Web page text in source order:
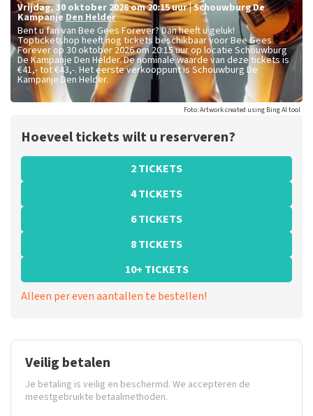
vrijdag,30 oktober 2026 om 20:15uur|Schouwburg De
Kampanje Den Helder
Bent u fan van Bee Gees Forever? Dan heeft u geluk!
Topticketshop heeft nog tickets beschikbaar voor Bee Gees
Forever op 30 oktober 2026 om 20:15 uur op locatie Schouwburg
De Kampanje Den Helder. De nominale waarde van deze tickets is
€41,- tot €43,-. Het eerste verkooppunt is Schouwburg De
Kampanje Den Helder.
Foto: Artwork created using Bing AI tool
Hoeveel tickets wilt u reserveren?
2 TICKETS
4 TICKETS
6 TICKETS
8 TICKETS
10+ TICKETS
Alleen per even aantallen te bestellen!
Veilig betalen
Je betaling is veilig en beschermd. We accepteren de
meestgebruikte betaalmethoden.